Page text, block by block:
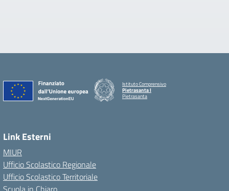
Istituto Comprensivo
Pietrasanta I
Pietrasanta
Link Esterni
MIUR
Ufficio Scolastico Regionale
Ufficio Scolastico Territoriale